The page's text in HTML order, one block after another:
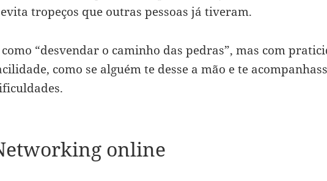
tropeços que outras pessoas já tiveram.
como “desvendar o caminho das pedras”, mas com
como se alguém te desse a mão e te
online